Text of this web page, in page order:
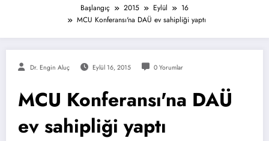
Başlangıç 2015 Eylül
16
MCU Konferansı'na DAÜ ev sahipliği yaptı
Dr. Engin Aluç Eylül 16, 2015 0 Yorumlar
MCU Konferansı'na DAÜ
ev sahipliği yaptı